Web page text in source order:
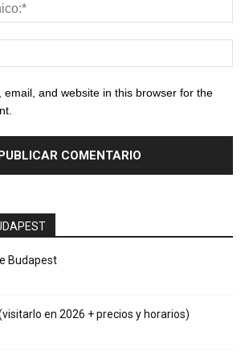
email, and website in this browser for the
Budapest
en 2026 + precios y horarios)